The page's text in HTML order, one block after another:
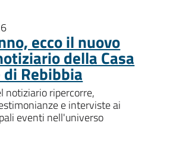
ecco il nuovo
della Casa
Rebibbia
notiziario ripercorre,
e interviste ai
eventi nell'universo